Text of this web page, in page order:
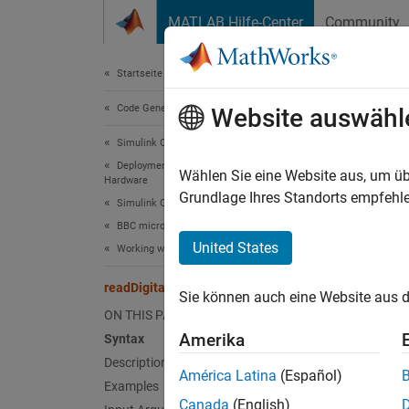
MATLAB Hilfe-Center Community
Startseite der Dokumentation
Code Generation
Simulink Coder
Deployment, Integration, and Supported
Hardware
Simulink Coder Supported Hardware
BBC micro:bit
Working with MATLAB Functions
readDigitalPin
ON THIS PAGE
Syntax
Description
Examples
Read
Website
Wählen Sie eine Website aus, um
Grundlage Ihres Standorts
United States
Sie können auch eine Website aus
Amerika
América Latina (Español)
Canada (English)